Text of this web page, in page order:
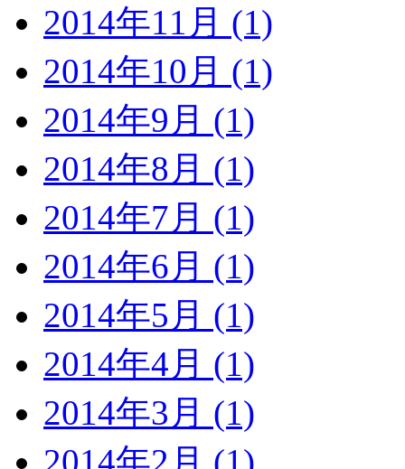
2014年11月 (1)
2014年10月 (1)
2014年9月 (1)
2014年8月 (1)
2014年7月 (1)
2014年6月 (1)
2014年5月 (1)
2014年4月 (1)
2014年3月 (1)